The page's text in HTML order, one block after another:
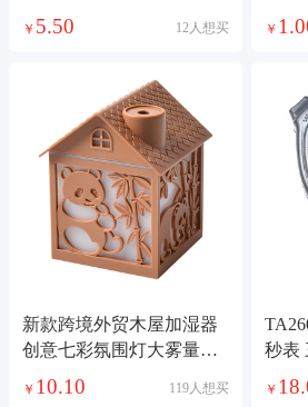
￥ 5.50 12人想买
圈马
￥
新款跨境外贸木屋加湿器
创意七彩氛围灯大雾量喷
雾加用桌面增湿机加湿器
￥ 10.10 119人想买
秒表
判计
￥